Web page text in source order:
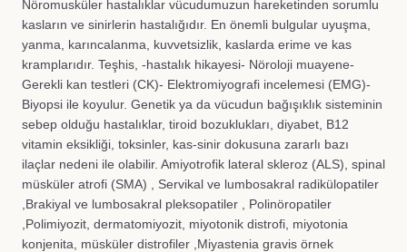
Nöromusküler hastalıklar vücudumuzun hareketinden sorumlu
kasların ve sinirlerin hastalığıdır. En önemli bulgular uyuşma,
yanma, karıncalanma, kuvvetsizlik, kaslarda erime ve kas
kramplarıdır. Teşhis, -hastalık hikayesi- Nöroloji muayene-
Gerekli kan testleri (CK)- Elektromiyografi incelemesi (EMG)-
Biyopsi ile koyulur. Genetik ya da vücudun bağışıklık sisteminin
sebep olduğu hastalıklar, tiroid bozuklukları, diyabet, B12
vitamin eksikliği, toksinler, kas-sinir dokusuna zararlı bazı
ilaçlar nedeni ile olabilir. Amiyotrofik lateral skleroz (ALS), spinal
müsküler atrofi (SMA) , Servikal ve lumbosakral radikülopatiler
,Brakiyal ve lumbosakral pleksopatiler , Polinöropatiler
,Polimiyozit, dermatomiyozit, miyotonik distrofi, miyotonia
konjenita, müsküler distrofiler ,Miyastenia gravis örnek